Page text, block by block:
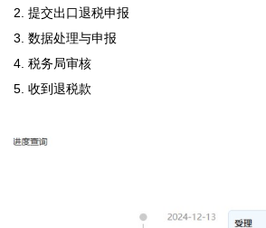
2. 提交出口退税申报
3. 数据处理与申报
4. 税务局审核
5. 收到退税款